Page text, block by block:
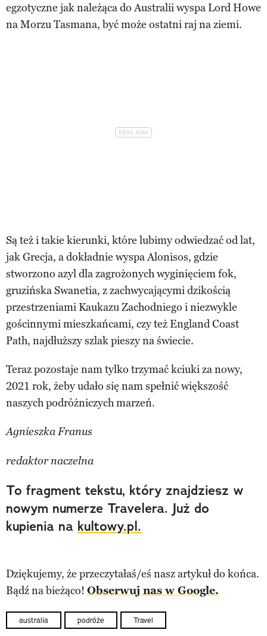
egzotyczne jak należąca do Australii wyspa Lord Howe
na Morzu Tasmana, być może ostatni raj na ziemi.
Są też i takie kierunki, które lubimy odwiedzać od lat,
jak Grecja, a dokładnie wyspa Alonisos, gdzie
stworzono azyl dla zagrożonych wyginięciem fok,
gruzińska Swanetia, z zachwycającymi dzikością
przestrzeniami Kaukazu Zachodniego i niezwykle
gościnnymi mieszkańcami, czy też England Coast
Path, najdłuższy szlak pieszy na świecie.
Teraz pozostaje nam tylko trzymać kciuki za nowy,
2021 rok, żeby udało się nam spełnić większość
naszych podróżniczych marzeń.
Agnieszka Franus
redaktor naczelna
To fragment tekstu, który znajdziesz w
nowym numerze Travelera. Już do
kupienia na kultowy.pl.
Dziękujemy, że przeczytałaś/eś nasz artykuł do końca.
Bądź na bieżąco! Obserwuj nas w Google.
australia podróże Travel